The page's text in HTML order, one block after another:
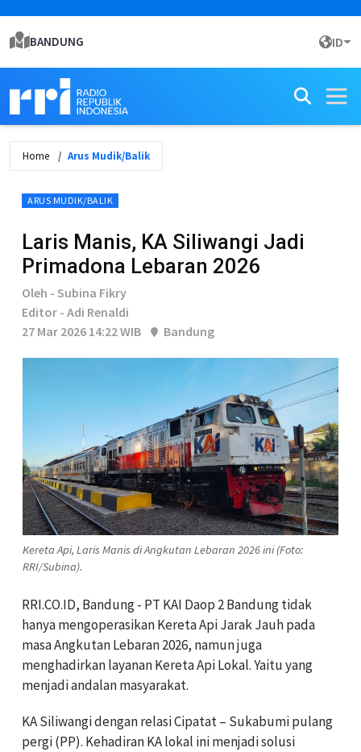
BANDUNG ID
Home Arus Mudik/Balik
ARUS MUDIK/BALIK
Laris Manis, KA Siliwangi Jadi
Primadona Lebaran 2026
Oleh - Subina Fikry
Editor - Adi Renaldi
27 Mar 2026 14:22 WIB
Bandung
Kereta Api, Laris Manis di Angkutan Lebaran 2026 ini (Foto:
RRI/Subina).
RRI.CO.ID, Bandung - PT KAI Daop 2 Bandung tidak
hanya mengoperasikan Kereta Api Jarak Jauh pada
masa Angkutan Lebaran 2026, namun juga
menghadirkan layanan Kereta Api Lokal. Yaitu yang
menjadi andalan masyarakat.
KA Siliwangi dengan relasi Cipatat – Sukabumi pulang
pergi (PP). Kehadiran KA lokal ini menjadi solusi